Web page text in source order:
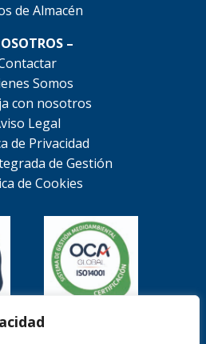
de Almacén
–
Somos
con nosotros
Legal
de Privacidad
de Gestión
de Cookies